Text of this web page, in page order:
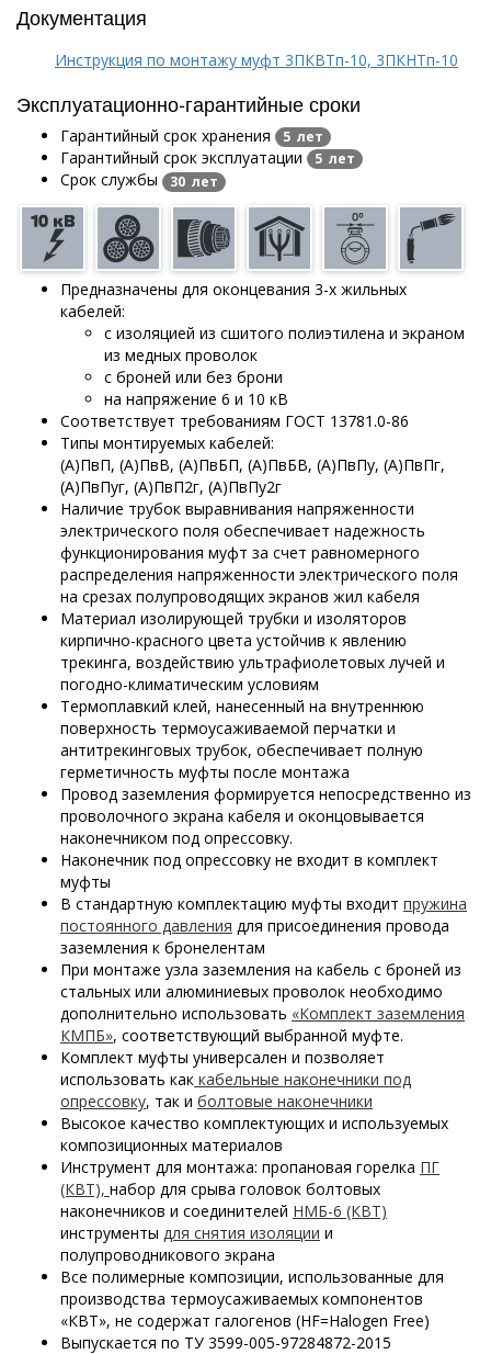
Документация
Инструкция по монтажу муфт 3ПКВТп-10, 3ПКНТп-10
Эксплуатационно-гарантийные сроки
Гарантийный срок хранения 5 лет
Гарантийный срок эксплуатации 5 лет
Срок службы 30 лет
Предназначены для оконцевания 3-х жильных
кабелей:
с изоляцией из сшитого полиэтилена и экраном
из медных проволок
с броней или без брони
на напряжение 6 и 10 кВ
Соответствует требованиям ГОСТ 13781.0-86
Типы монтируемых кабелей:
(А)ПвП, (А)ПвВ, (А)ПвБП, (А)ПвБВ, (А)ПвПу, (А)ПвПг,
(А)ПвПуг, (А)ПвП2г, (А)ПвПу2г
Наличие трубок выравнивания напряженности
электрического поля обеспечивает надежность
функционирования муфт за счет равномерного
распределения напряженности электрического поля
на срезах полупроводящих экранов жил кабеля
Материал изолирующей трубки и изоляторов
кирпично-красного цвета устойчив к явлению
трекинга, воздействию ультрафиолетовых лучей и
погодно-климатическим условиям
Термоплавкий клей, нанесенный на внутреннюю
поверхность термоусаживаемой перчатки и
антитрекинговых трубок, обеспечивает полную
герметичность муфты после монтажа
Провод заземления формируется непосредственно из
проволочного экрана кабеля и оконцовывается
наконечником под опрессовку.
Наконечник под опрессовку не входит в комплект
муфты
В стандартную комплектацию муфты входит пружина
постоянного давления для присоединения провода
заземления к бронелентам
При монтаже узла заземления на кабель с броней из
стальных или алюминиевых проволок необходимо
дополнительно использовать «Комплект заземления
КМПБ», соответствующий выбранной муфте.
Комплект муфты универсален и позволяет
использовать как кабельные наконечники под
опрессовку, так и болтовые наконечники
Высокое качество комплектующих и используемых
композиционных материалов
Инструмент для монтажа: пропановая горелка ПГ
(КВТ), набор для срыва головок болтовых
наконечников и соединителей НМБ-6 (КВТ)
инструменты для снятия изоляции и
полупроводникового экрана
Все полимерные композиции, использованные для
производства термоусаживаемых компонентов
«КВТ», не содержат галогенов (HF=Halogen Free)
Выпускается по ТУ 3599-005-97284872-2015